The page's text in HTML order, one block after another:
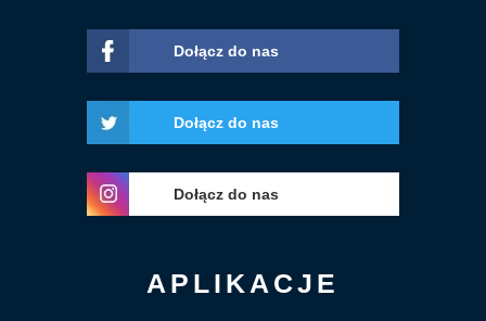
Dołącz do nas
Dołącz do nas
Dołącz do nas
APLIKACJE